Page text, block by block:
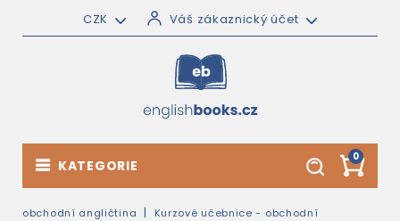
CZK Váš zákaznický účet
0
KATEGORIE
obchodní angličtina
Kurzové učebnice - obchodní